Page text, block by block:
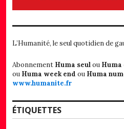
L’Humanité, le seul quotidien de
Abonnement Huma seulou Huma
ou Huma week end ou Huma
www.humanite.fr
ÉTIQUETTES